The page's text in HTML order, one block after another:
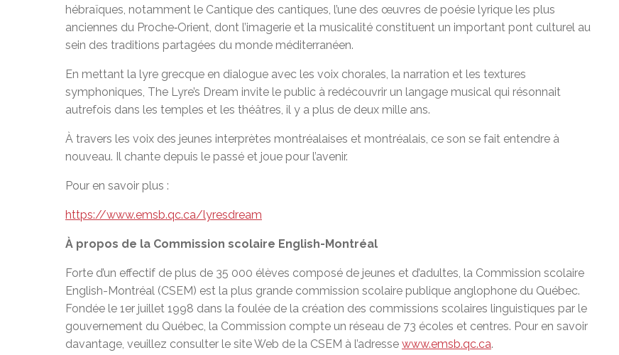
hébraïques, notamment le Cantique des cantiques, l’une des œuvres de poésie lyrique les plus
anciennes du Proche‑Orient, dont l’imagerie et la musicalité constituent un important pont culturel au
sein des traditions partagées du monde méditerranéen.
En mettant la lyre grecque en dialogue avec les voix chorales, la narration et les textures
symphoniques, The Lyre’s Dream invite le public à redécouvrir un langage musical qui résonnait
autrefois dans les temples et les théâtres, il y a plus de deux mille ans.
À travers les voix des jeunes interprètes montréalaises et montréalais, ce son se fait entendre à
nouveau. Il chante depuis le passé et joue pour l’avenir.
Pour en savoir plus :
https://www.emsb.qc.ca/lyresdream
À propos de la Commission scolaire English-Montréal
Forte d’un effectif de plus de 35 000 élèves composé de jeunes et d’adultes, la Commission scolaire
English-Montréal (CSEM) est la plus grande commission scolaire publique anglophone du Québec.
Fondée le 1er juillet 1998 dans la foulée de la création des commissions scolaires linguistiques par le
gouvernement du Québec, la Commission compte un réseau de 73 écoles et centres. Pour en savoir
davantage, veuillez consulter le site Web de la CSEM à l’adresse www.emsb.qc.ca.